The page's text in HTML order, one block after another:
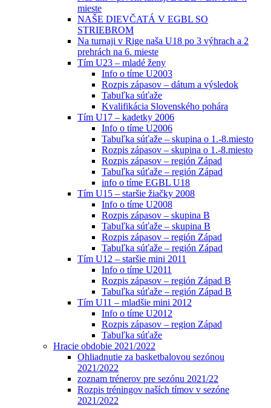
mieste
NAŠE DIEVČATÁ V EGBL SO
STRIEBROM
Na turnaji v Rige naša U18 po 3 výhrach a 2
prehrách na 6. mieste
Tím U23 – mladé ženy
Info o tíme U2003
Rozpis zápasov – dátum a výsledok
Tabuľka súťaže
Kvalifikácia Slovenského pohára
Tím U17 – kadetky 2006
Info o tíme U2006
Tabuľka súťaže – skupina o 1.-8.miesto
Rozpis zápasov – skupina o 1.-8.miesto
Rozpis zápasov – región Západ
Tabuľka súťaže – región Západ
info o tíme EGBL U18
Tím U15 – staršie žiačky 2008
Info o tíme U2008
Rozpis zápasov – skupina B
Tabuľka súťaže – skupina B
Rozpis zápasov – región Západ
Tabuľka súťaže – región Západ
Tím U12 – staršie mini 2011
Info o tíme U2011
Rozpis zápasov – región Západ B
Tabuľka súťaže – región Západ B
Tím U11 – mladšie mini 2012
Info o tíme U2012
Rozpis zápasov – region Západ
Tabuľka súťaže
Hracie obdobie 2021/2022
Ohliadnutie za basketbalovou sezónou
2021/2022
zoznam trénerov pre sezónu 2021/22
Rozpis tréningov naších tímov v sezóne
2021/2022